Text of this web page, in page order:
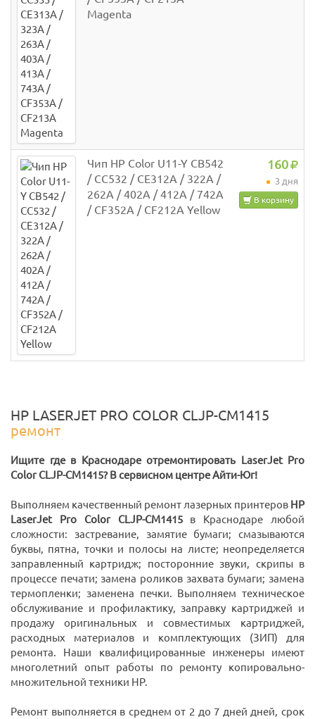
Magenta
Чип HP Color U11-Y CB542
/ CC532 / CE312A / 322A /
262A / 402A / 412A / 742A
/ CF352A / CF212A Yellow
160
3 дня
В корзину
HP LASERJET PRO COLOR CLJP-CM1415
ремонт
Ищите где в Краснодаре отремонтировать LaserJet Pro
Color CLJP-CM1415? В сервисном центре Айти-Юг!
Выполняем качественный ремонт лазерных принтеров HP
LaserJet Pro Color CLJP-CM1415в Краснодаре любой
сложности: застревание, замятие бумаги; смазываются
буквы, пятна, точки и полосы на листе; неопределяется
заправленный картридж; посторонние звуки, скрипы в
процессе печати; замена роликов захвата бумаги; замена
термопленки; заменена печки. Выполняем техническое
обслуживание и профилактику, заправку картриджей и
продажу оригинальных и совместимых картриджей,
расходных материалов и комплектующих (ЗИП) для
ремонта. Наши квалифицированные инженеры имеют
многолетний опыт работы по ремонту копировально-
множительной техники HP.
Ремонт выполняется в среднем от 2 до 7 дней дней, срок